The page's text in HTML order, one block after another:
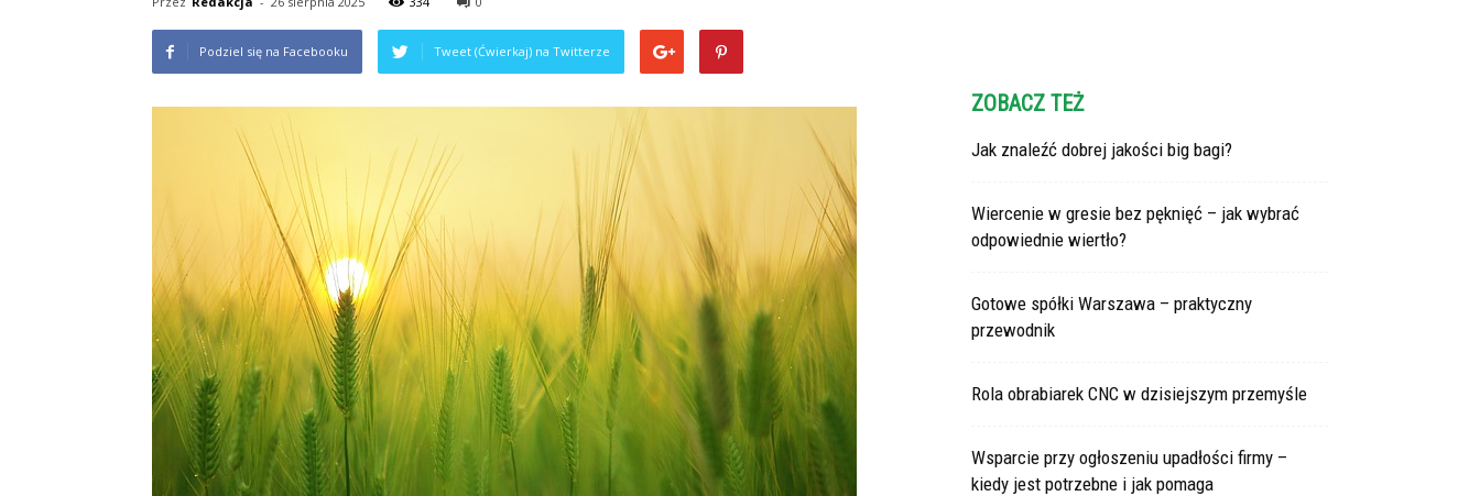
Podziel się na Facebooku Tweet (Ćwierkaj) na Twitterze
ZOBACZ TEŻ
Jak znaleźć dobrej jakości big bagi?
Wiercenie w gresie bez pęknięć – jak wybrać
odpowiednie wiertło?
Gotowe spółki Warszawa – praktyczny
przewodnik
Rola obrabiarek CNC w dzisiejszym przemyśle
Wsparcie przy ogłoszeniu upadłości firmy –
kiedy jest potrzebne i jak pomaga